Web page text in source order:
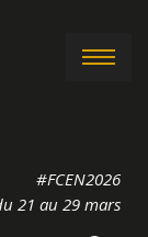
#FCEN2026
21 au 29 mars